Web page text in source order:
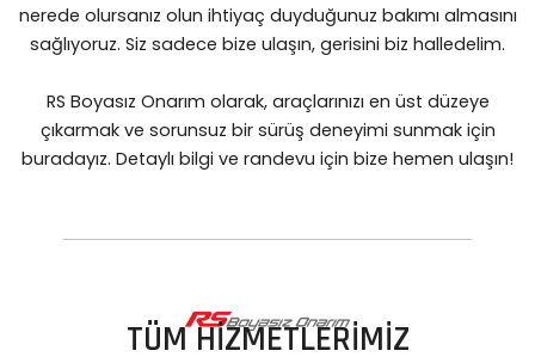
nerede olursanız olun ihtiyaç duyduğunuz bakımı almasını
sağlıyoruz. Siz sadece bize ulaşın, gerisini biz halledelim.
RS Boyasız Onarım olarak, araçlarınızı en üst düzeye
çıkarmak ve sorunsuz bir sürüş deneyimi sunmak için
buradayız. Detaylı bilgi ve randevu için bize hemen ulaşın!
TÜM HİZMETLERİMİZ